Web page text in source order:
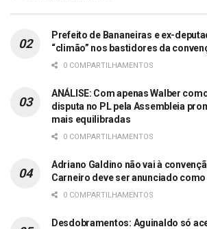
Prefeito de Bananeiras e ex-
“climão” nos bastidores da
0 COMPARTILHAMENTOS
ANÁLISE: Com apenas Walber
disputa no PL pela Assembleia
mais equilibradas
0 COMPARTILHAMENTOS
Adriano Galdino não vai à
Carneiro deve ser anunciado como
0 COMPARTILHAMENTOS
Desdobramentos: Aguinaldo só